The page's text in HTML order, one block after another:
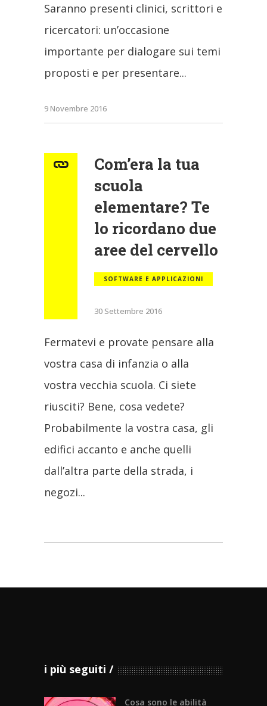
Saranno presenti clinici, scrittori e
ricercatori: un’occasione
importante per dialogare sui temi
proposti e per presentare
9 Novembre 2016
Com’era la tua
scuola
elementare? Te
lo ricordano due
aree del cervello
SOFTWARE E APPLICAZIONI
30 Settembre 2016
Fermatevi e provate pensare alla
vostra casa di infanzia o alla
vostra vecchia scuola. Ci siete
riusciti? Bene, cosa vedete?
Probabilmente la vostra casa, gli
edifici accanto e anche quelli
dall’altra parte della strada, i
negozi
i più seguiti
Cosa sono le abilità